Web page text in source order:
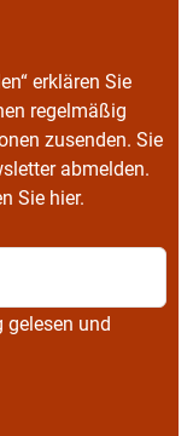
erklären Sie
regelmäßig
zusenden. Sie
abmelden.
Sie hier.
gelesen und